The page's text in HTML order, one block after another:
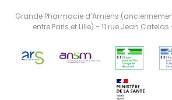
Grande Pharmacie d’Amiens
entre Paris et Lille) - 11 rue Jean